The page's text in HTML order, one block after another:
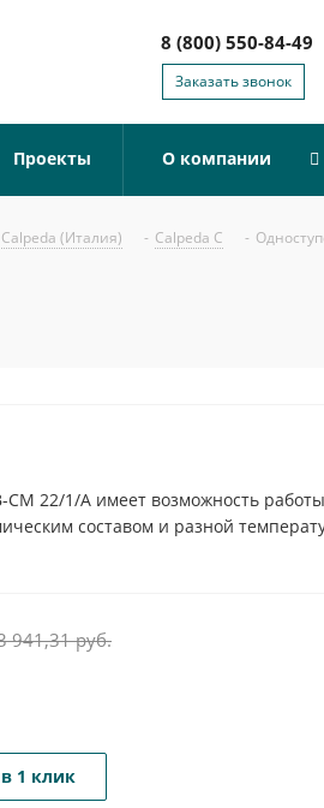
8 (800) 550-84-49
Заказать звонок
Проекты О компании
(Италия) - Calpeda C -
22/1/A имеет возможность
составом и разной
941,31руб.
1 клик